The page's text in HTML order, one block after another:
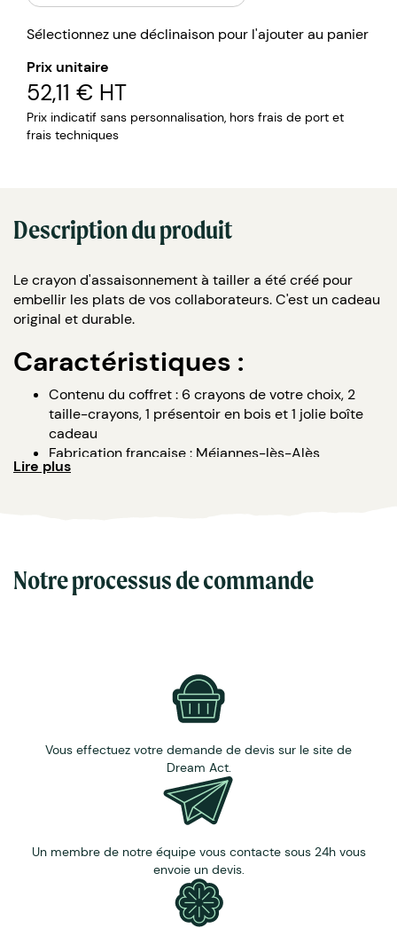
Sélectionnez une déclinaison pour l'ajouter au panier
Prix unitaire
52,11 € HT
Prix indicatif sans personnalisation, hors frais de port et
frais techniques
Description du produit
Le crayon d'assaisonnement à tailler a été créé pour
embellir les plats de vos collaborateurs. C'est un cadeau
original et durable.
Caractéristiques :
Contenu du coffret : 6 crayons de votre choix, 2
taille-crayons, 1 présentoir en bois et 1 jolie boîte
cadeau
Fabrication française : Méjannes-lès-Alès
DDM : 9 mois
* (AB) : Labellisée agriculture biologique.
Avec un fourreau mis autour du coffret pour une
personnalisation complète
Lire plus
Notre processus de commande
Vous effectuez votre demande de devis sur le site de
Dream Act.
Un membre de notre équipe vous contacte sous 24h vous
envoie un devis.